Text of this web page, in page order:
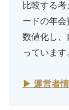
比較する
ードの年
数値化し
っています
▶ 運営者